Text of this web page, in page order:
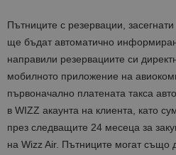
Пътниците с резервации,
ще бъдат автоматично
направили резервациите си
мобилното приложение на
първоначално платената такса
в WIZZ акаунта на клиента, като
през следващите 24 месеца за
на Wizz Air. Пътниците могат също